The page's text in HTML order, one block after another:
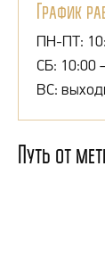
График
ПН-ПТ:
СБ: 10:00
ВС:
Путь от